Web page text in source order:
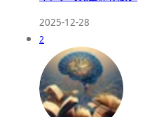
2025-12-28
2